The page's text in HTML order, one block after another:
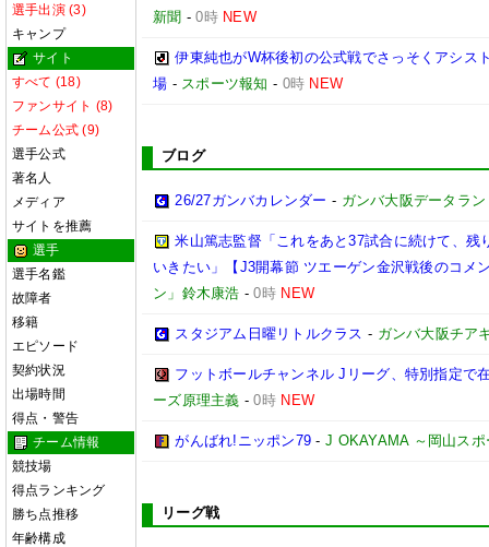
選手出演 (3)
キャンプ
サイト
すべて (18)
ファンサイト (8)
チーム公式 (9)
選手公式
著名人
メディア
サイトを推薦
選手
選手名鑑
故障者
移籍
エピソード
契約状況
出場時間
得点・警告
チーム情報
競技場
得点ランキング
勝ち点推移
年齢構成
新聞 -0時 NEW
伊東純也がW杯後初の公式戦でさっそくアシス
場 - スポーツ報知 - 0時 NEW
ブログ
26/27ガンバカレンダー - ガンバ大阪データラ
米山篤志監督「これをあと37試合に続けて、
いきたい」【J3開幕節 ツエーゲン金沢戦後のコメ
ン」鈴木康浩 -0時 NEW
スタジアム日曜リトルクラス - ガンバ大阪チア
フットボールチャンネル Jリーグ、特別指定で
ーズ原理主義 -0時 NEW
がんばれ!ニッポン79 -J OKAYAMA ～岡山ス
リーグ戦